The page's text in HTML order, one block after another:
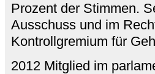
Prozent der Stimmen.
Ausschuss und im
Kontrollgremium für
2012 Mitglied im